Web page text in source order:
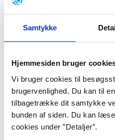
Samtykke
Hjemmesiden bruger
Vi bruger cookies til
brugervenlighed. Du kan til
tilbagetrække dit samtykke
bunden af siden. Du kan
cookies under ”Detaljer”.
kriminelle, alkoholikere og
“NETTO og fakta”, der
arbejdsløshedens
førstnævnte novelle
et luset 6-tal for sit
startskuddet på en tur ned
der først fører ham ud på